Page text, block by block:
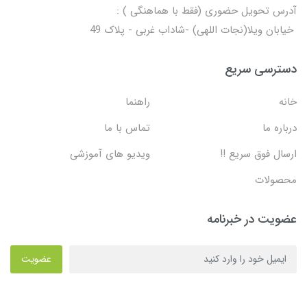
آدرس تحویل حضوری (فقط با هماهنگی ) :
خیابان ویلا(نجات اللهی) -شاداب غربی - پلاک 49
دسترسی سریع
خانه
راهنما
درباره ما
تماس با ما
ارسال فوق سریع !!
ویدیو های آموزشی
محصولات
عضویت در خبرنامه
عضویت